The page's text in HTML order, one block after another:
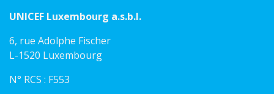
UNICEF Luxembourg a.s.b.l.
6, rue Adolphe Fischer
L-1520 Luxembourg
N° RCS : F553